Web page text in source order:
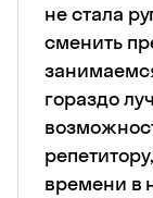
не стала
сменить
гораздо
времени в